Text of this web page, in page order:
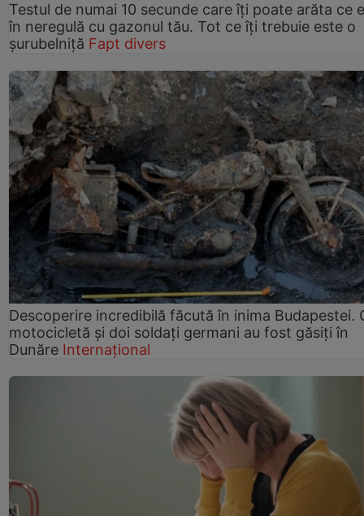
Testul de numai 10 secunde care îți poate arăta ce
în neregulă cu gazonul tău. Tot ce îți trebuie este o
șurubelniță Fapt divers
Descoperire incredibilă făcută în inima Budapestei.
motocicletă și doi soldați germani au fost găsiți în
Dunăre Internațional